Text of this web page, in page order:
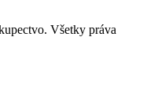
Všetky práva